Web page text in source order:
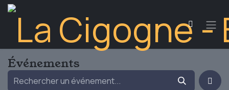
Se rendre au contenu
Événements